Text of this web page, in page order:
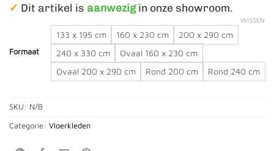
✓ Dit artikel is aanwezigin onze showroom.
Formaat
133 x 195 cm 160 x 230 cm
200 x 290 cm
240 x 330 cm
Ovaal 160 x 230 cm
Ovaal 200 x 290 cm
Rond 200 cm Rond 240 cm
WISSEN
SKU: N/B
Categorie: Vloerkleden